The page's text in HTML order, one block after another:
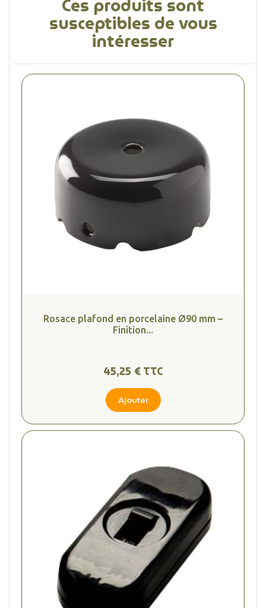
Ces produits sont
susceptibles de vous
intéresser
Rosace plafond en porcelaine Ø90 mm –
Finition...
45,25 € TTC
Ajouter